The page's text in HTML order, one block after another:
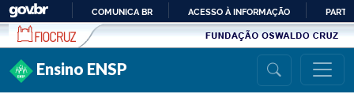
Ir para conteúdo
PARA
COMUNICA BR ACESSO À INFORMAÇÃO
Ensino ENSP